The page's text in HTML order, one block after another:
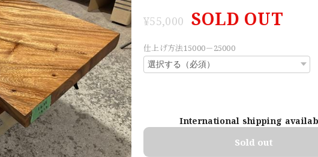
¥55,000 SOLD OUT
仕上げ方法15000－25000
International shipping
Sold out